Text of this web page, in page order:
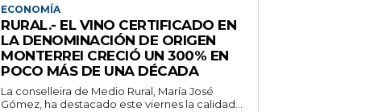
ECONOMÍA
RURAL.- EL VINO CERTIFICADO EN
LA DENOMINACIÓN DE ORIGEN
MONTERREI CRECIÓ UN 300% EN
POCO MÁS DE UNA DÉCADA
La conselleira de Medio Rural, María José
Gómez, ha destacado este viernes la calidad...